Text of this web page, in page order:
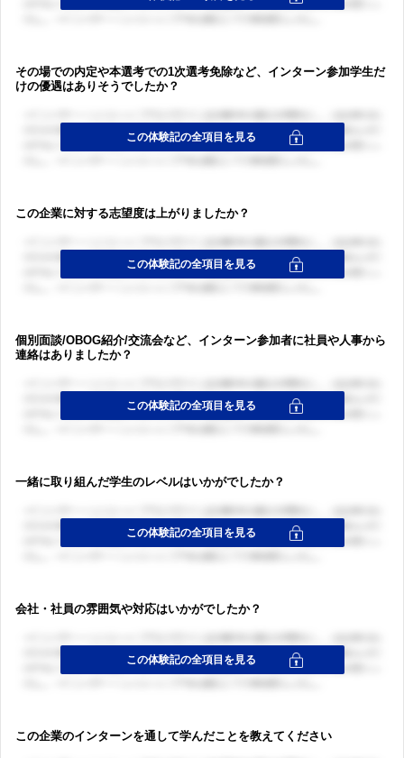
その場での内定や本選考での1次選考免除など、インターン参加学生だ
けの優遇はありそうでしたか？
この企業に対する志望度は上がりましたか？
個別面談/OBOG紹介/交流会など、インターン参加者に社員や人事から
連絡はありましたか？
一緒に取り組んだ学生のレベルはいかがでしたか？
会社・社員の雰囲気や対応はいかがでしたか？
この企業のインターンを通して学んだことを教えてください
ログイン・会員登録